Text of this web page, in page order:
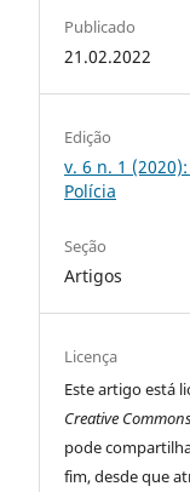
Publicado
21.02.2022
Edição
v. 6 n. 1
Polícia
Seção
Artigos
Licença
Este artigo está
Creative
pode
fim, desde que